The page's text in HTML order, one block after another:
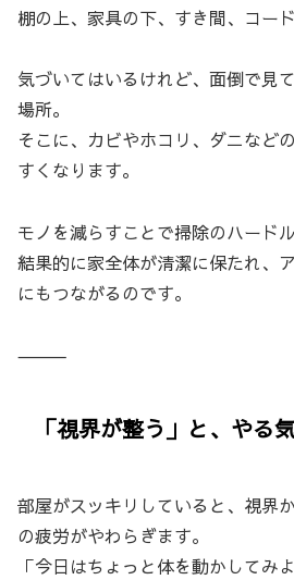
棚の上、家具の下、すき間、コー
気づいてはいるけれど、面倒で見
場所。
そこに、カビやホコリ、ダニなど
すくなります。
モノを減らすことで掃除のハード
結果的に家全体が清潔に保たれ、
にもつながるのです。
⸻
「視界が整う」と、やる
部屋がスッキリしていると、視界
の疲労がやわらぎます。
「今日はちょっと体を動かしてみ